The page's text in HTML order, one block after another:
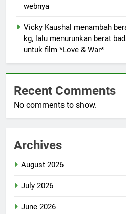
webnya
Vicky Kaushal menambah
kg, lalu menurunkan berat
untuk film *Love & War*
Recent Comments
No comments to show.
Archives
August 2026
July 2026
June 2026